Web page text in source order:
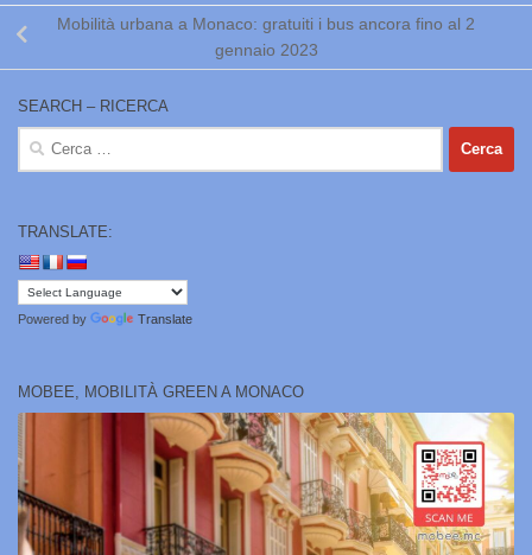
Mobilità urbana a Monaco: gratuiti i bus ancora fino al 2
gennaio 2023
SEARCH – RICERCA
Ricerca
TRANSLATE:
Powered by Translate
MOBEE, MOBILITÀ GREEN A MONACO